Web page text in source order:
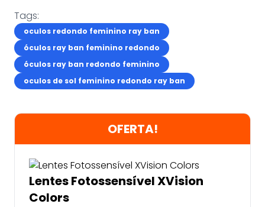
Tags:
oculos redondo feminino ray ban
óculos ray ban feminino redondo
óculos ray ban redondo feminino
oculos de sol feminino redondo ray ban
OFERTA!
Lentes Fotossensível XVision
Colors